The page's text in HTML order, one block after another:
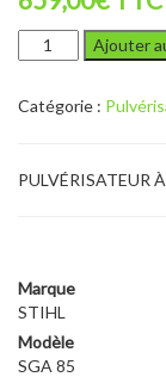
quantité
de
SGA
Ajouter
Catégorie :
PULVÉRISATEUR
Marque
STIHL
Modèle
SGA 85